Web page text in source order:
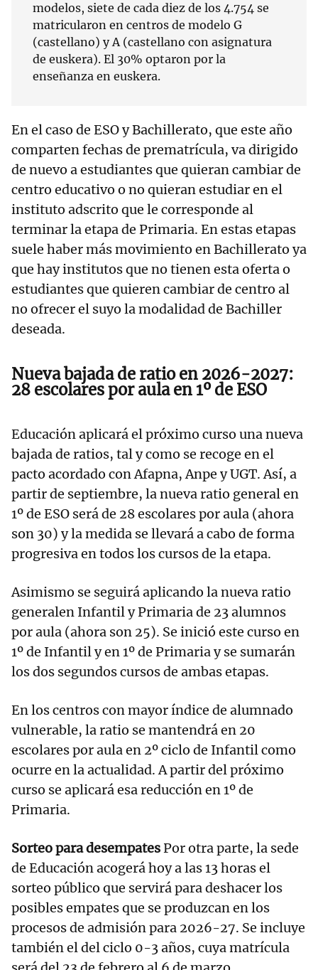
modelos, siete de cada diez de los 4.754 se
matricularon en centros de modelo G
(castellano) y A (castellano con asignatura
de euskera). El 30% optaron por la
enseñanza en euskera.
En el caso de ESO y Bachillerato, que este año
comparten fechas de prematrícula, va dirigido
de nuevo a estudiantes que quieran cambiar de
centro educativo o no quieran estudiar en el
instituto adscrito que le corresponde al
terminar la etapa de Primaria. En estas etapas
suele haber más movimiento en Bachillerato ya
que hay institutos que no tienen esta oferta o
estudiantes que quieren cambiar de centro al
no ofrecer el suyo la modalidad de Bachiller
deseada.
Nueva bajada de ratio en 2026-2027:
28 escolares por aula en 1º de ESO
Educación aplicará el próximo curso una nueva
bajada de ratios, tal y como se recoge en el
pacto acordado con Afapna, Anpe y UGT. Así, a
partir de septiembre, la nueva ratio general en
1º de ESO será de 28 escolares por aula (ahora
son 30) y la medida se llevará a cabo de forma
progresiva en todos los cursos de la etapa.
Asimismo se seguirá aplicando la nueva ratio
generalen Infantil y Primaria de 23 alumnos
por aula (ahora son 25). Se inició este curso en
1º de Infantil y en 1º de Primaria y se sumarán
los dos segundos cursos de ambas etapas.
En los centros con mayor índice de alumnado
vulnerable, la ratio se mantendrá en 20
escolares por aula en 2º ciclo de Infantil como
ocurre en la actualidad. A partir del próximo
curso se aplicará esa reducción en 1º de
Primaria.
Sorteo para desempatesPor otra parte, la sede
de Educación acogerá hoy a las 13 horas el
sorteo público que servirá para deshacer los
posibles empates que se produzcan en los
procesos de admisión para 2026-27. Se incluye
también el del ciclo 0-3 años, cuya matrícula